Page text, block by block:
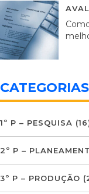
CATEGORIAS
1º P – PESQUISA
2º P –
3º P – PRODUÇÃO